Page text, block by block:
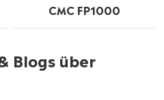
CMC FP1000
Blogs über